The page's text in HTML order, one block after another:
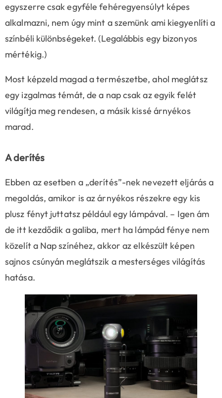
egyszerre csak egyféle fehéregyensúlyt képes
alkalmazni, nem úgy mint a szemünk ami kiegyenlíti a
színbéli különbségeket. (Legalábbis egy bizonyos
mértékig.)
Most képzeld magad a természetbe, ahol meglátsz
egy izgalmas témát, de a nap csak az egyik felét
világítja meg rendesen, a másik kissé árnyékos
marad.
A derítés
Ebben az esetben a „derítés”-nek nevezett eljárás a
megoldás, amikor is az árnyékos részekre egy kis
plusz fényt juttatsz például egy lámpával. – Igen ám
de itt kezdődik a galiba, mert ha lámpád fénye nem
közelít a Nap színéhez, akkor az elkészült képen
sajnos csúnyán meglátszik a mesterséges világítás
hatása.